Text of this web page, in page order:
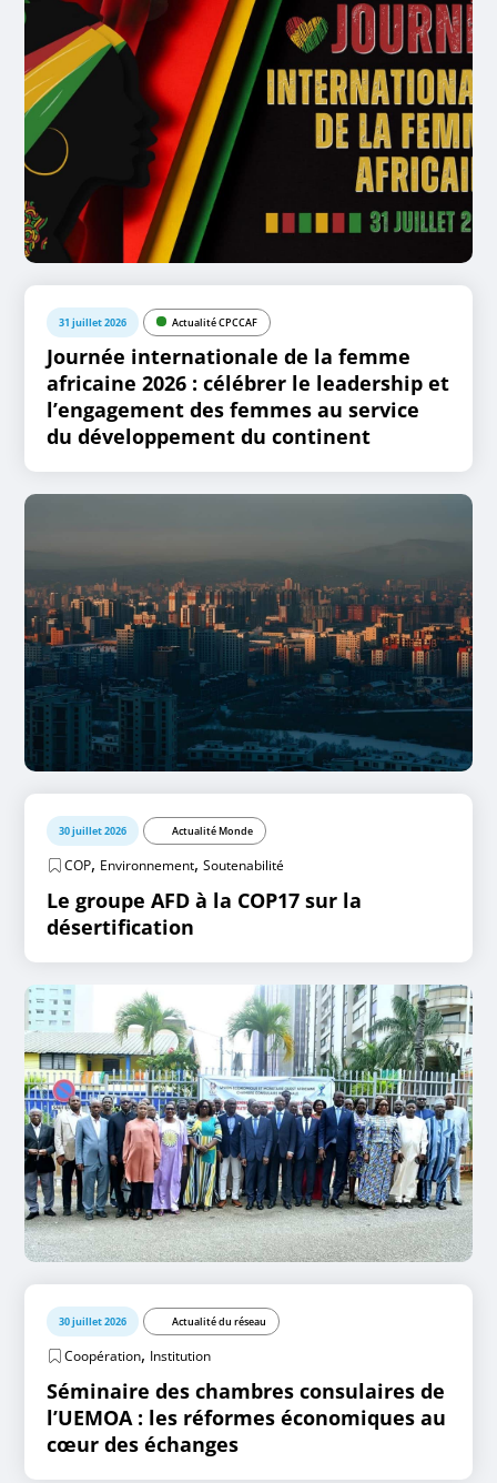
31 juillet 2026 Actualité CPCCAF
Journée internationale de la femme
africaine 2026 : célébrer le leadership et
l’engagement des femmes au service
du développement du continent
30 juillet 2026 Actualité Monde
COP, Environnement,Soutenabilité
Le groupe AFD à la COP17 sur la
désertification
30 juillet 2026 Actualité du réseau
Coopération, Institution
Séminaire des chambres consulaires de
l’UEMOA : les réformes économiques au
cœur des échanges